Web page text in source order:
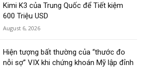
Kimi K3 của Trung Quốc để Tiết kiệm
600 Triệu USD
August 6, 2026
Hiện tượng bất thường của “thước đo
nỗi sợ” VIX khi chứng khoán Mỹ lập đỉnh